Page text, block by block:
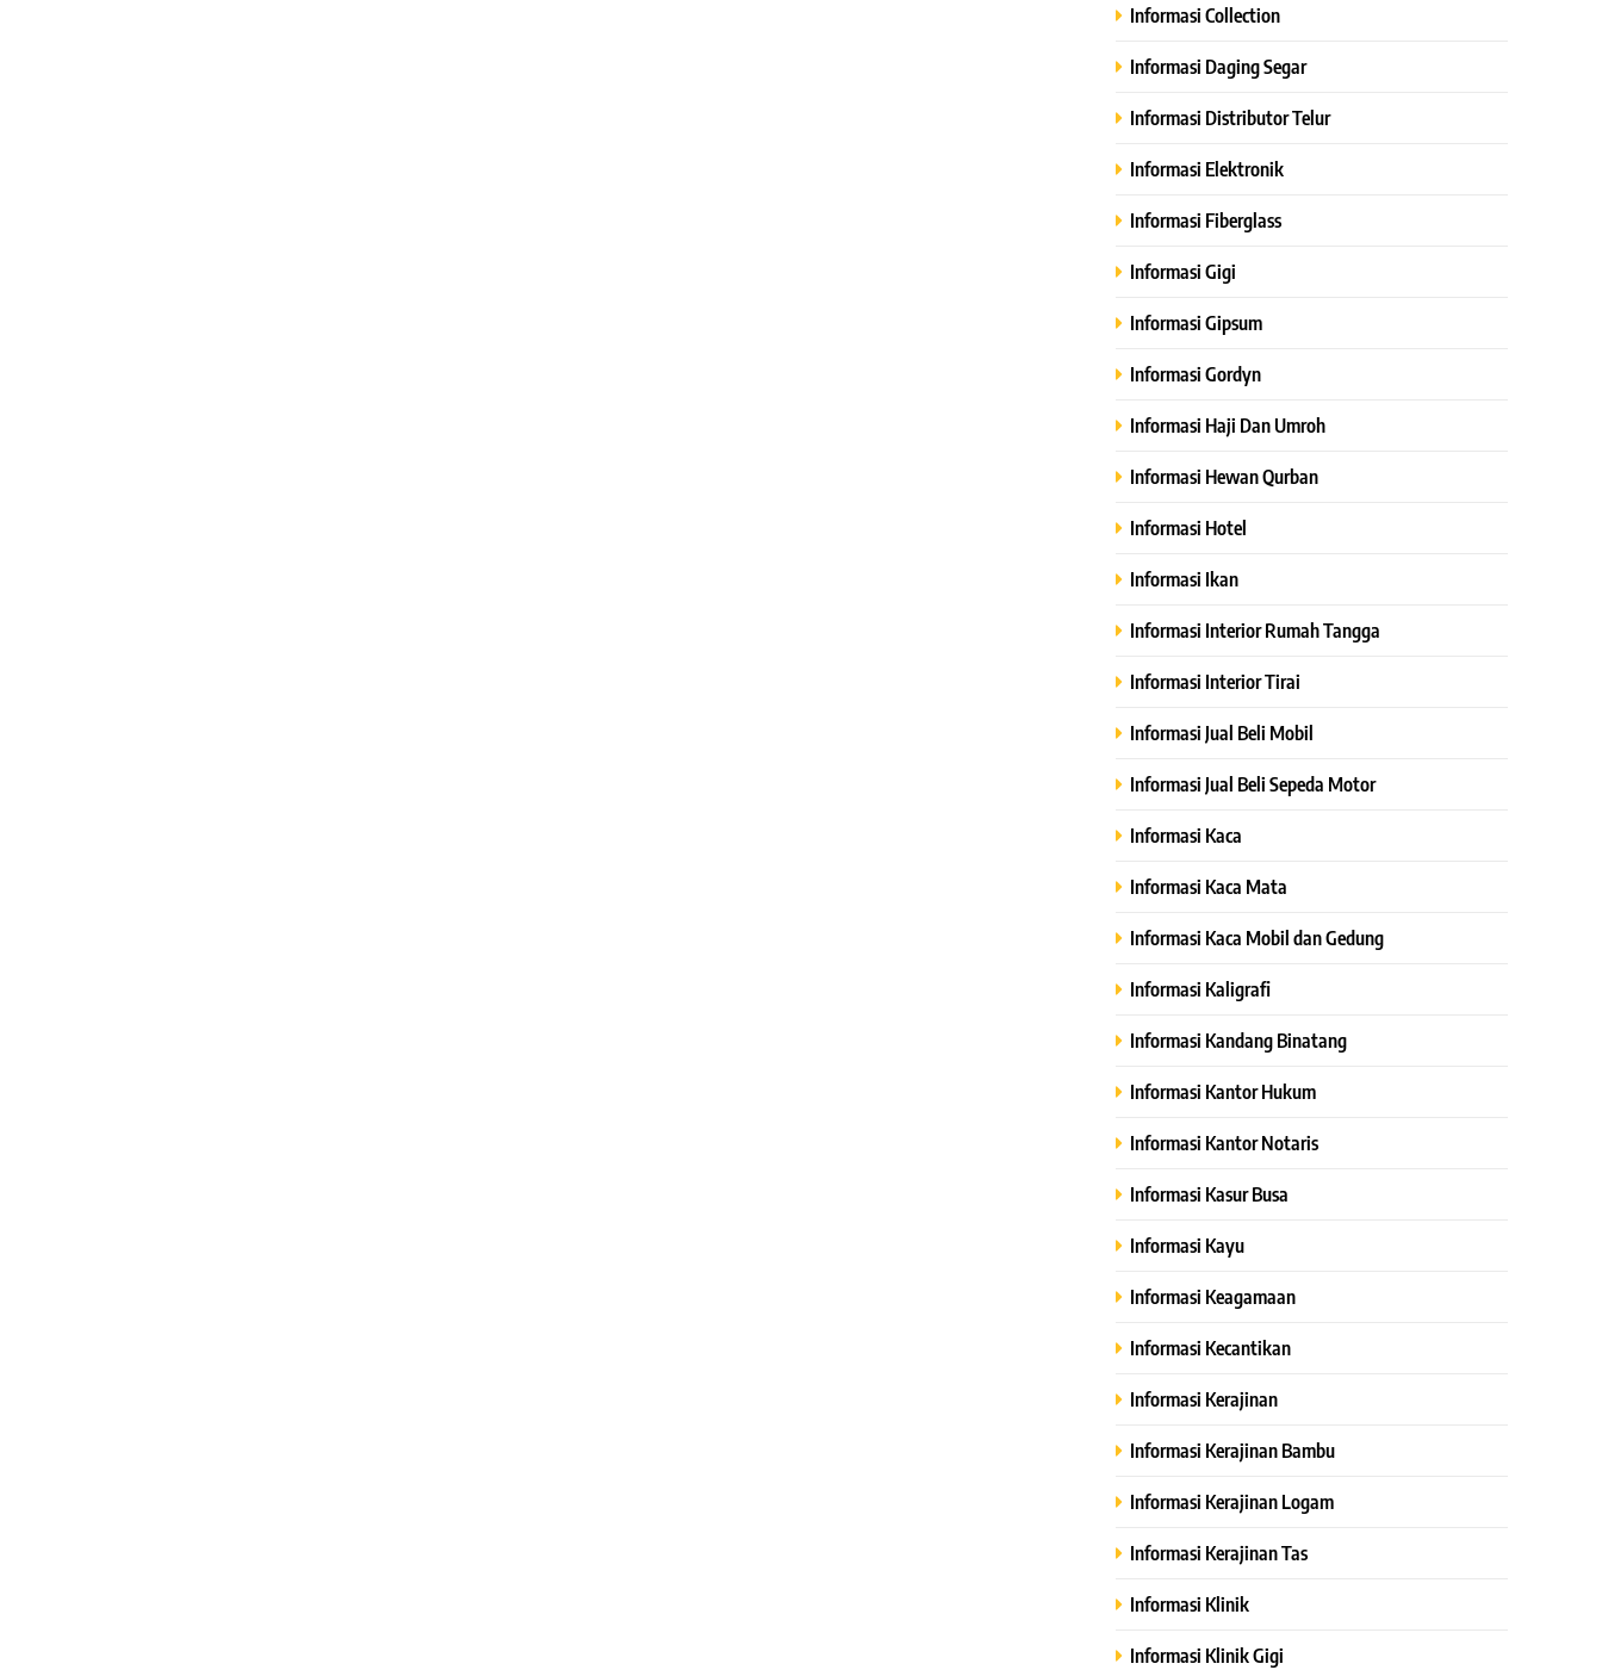
Informasi Collection
Informasi Daging Segar
Informasi Distributor Telur
Informasi Elektronik
Informasi Fiberglass
Informasi Gigi
Informasi Gipsum
Informasi Gordyn
Informasi Haji Dan Umroh
Informasi Hewan Qurban
Informasi Hotel
Informasi Ikan
Informasi Interior Rumah Tangga
Informasi Interior Tirai
Informasi Jual Beli Mobil
Informasi Jual Beli Sepeda Motor
Informasi Kaca
Informasi Kaca Mata
Informasi Kaca Mobil dan Gedung
Informasi Kaligrafi
Informasi Kandang Binatang
Informasi Kantor Hukum
Informasi Kantor Notaris
Informasi Kasur Busa
Informasi Kayu
Informasi Keagamaan
Informasi Kecantikan
Informasi Kerajinan
Informasi Kerajinan Bambu
Informasi Kerajinan Logam
Informasi Kerajinan Tas
Informasi Klinik
Informasi Klinik Gigi